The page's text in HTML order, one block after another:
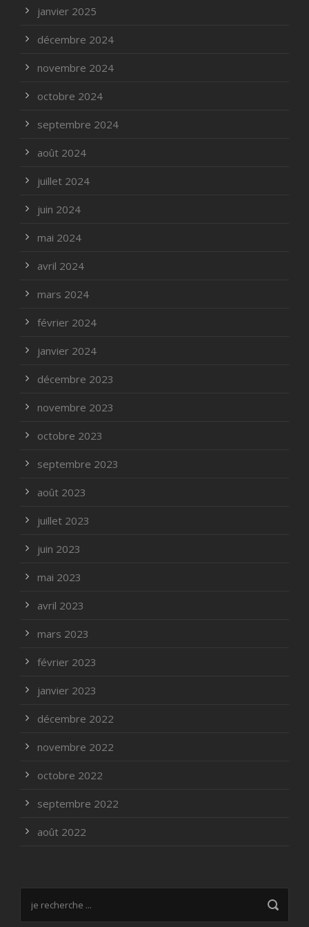
janvier 2025
décembre 2024
novembre 2024
octobre 2024
septembre 2024
août 2024
juillet 2024
juin 2024
mai 2024
avril 2024
mars 2024
février 2024
janvier 2024
décembre 2023
novembre 2023
octobre 2023
septembre 2023
août 2023
juillet 2023
juin 2023
mai 2023
avril 2023
mars 2023
février 2023
janvier 2023
décembre 2022
novembre 2022
octobre 2022
septembre 2022
août 2022